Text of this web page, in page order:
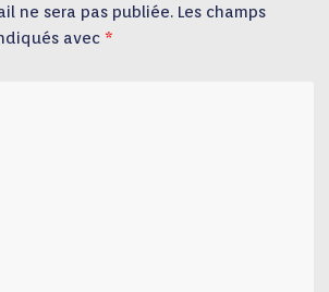
ne sera pas publiée. Les champs
avec *